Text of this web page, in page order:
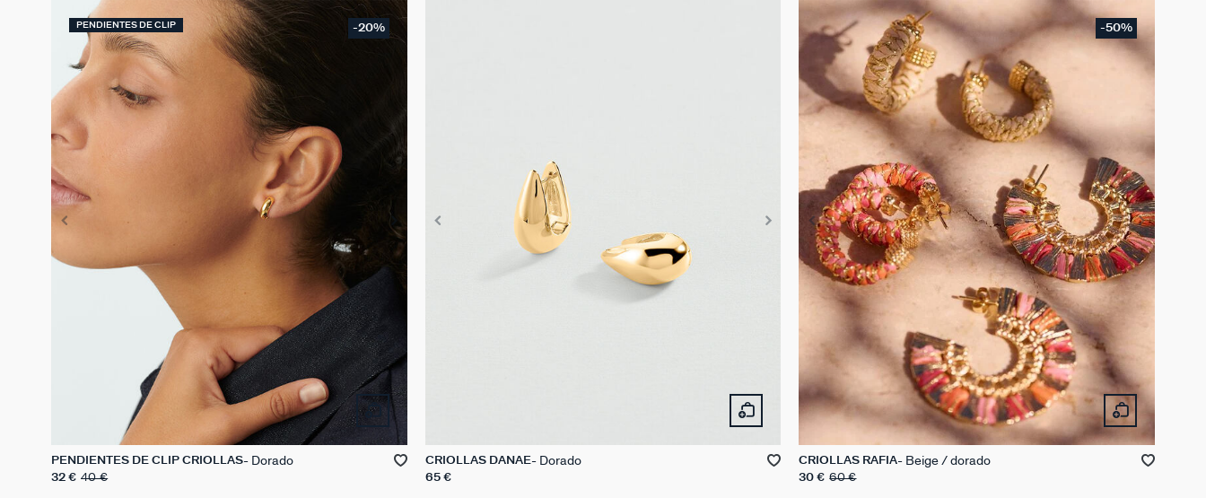
PENDIENTES DE CLIP -20%
PENDIENTES DE CLIP CRIOLLAS Dorado
32 € 40 €
CRIOLLAS DANAE Dorado
65 €
-50%
CRIOLLAS RAFIA Beige / dorado
30 € 60 €